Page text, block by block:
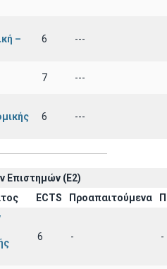
–
6 ---
7 ---
6 ---
Επιστημών (Ε2)
ECTS Προαπαιτούμενα
6 - -